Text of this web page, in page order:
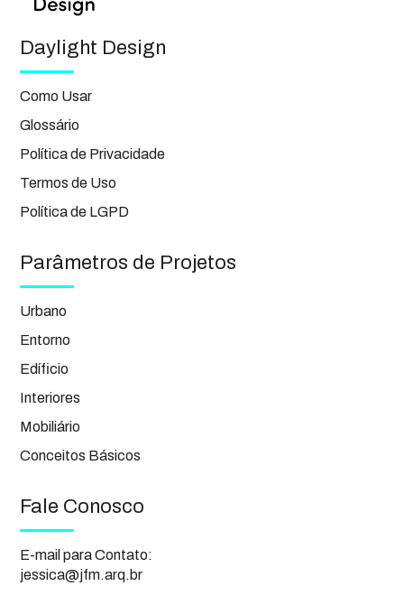
Daylight Design
Como Usar
Glossário
Política de Privacidade
Termos de Uso
Política de LGPD
Parâmetros de Projetos
Urbano
Entorno
Edíficio
Interiores
Mobiliário
Conceitos Básicos
Fale Conosco
E-mail para Contato:
jessica@jfm.arq.br